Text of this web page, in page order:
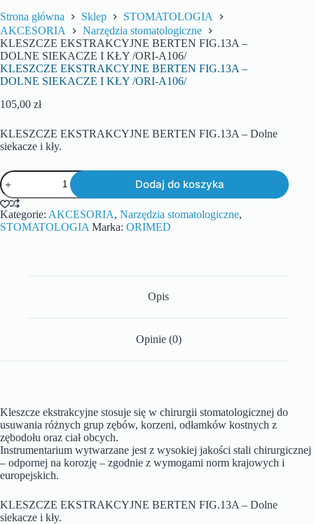
Strona główna Sklep
STOMATOLOGIA
AKCESORIA
Narzędzia stomatologiczne
KLESZCZE EKSTRAKCYJNE BERTEN FIG.13A –
DOLNE SIEKACZE I KŁY /ORI-A106/
KLESZCZE EKSTRAKCYJNE BERTEN FIG.13A –
DOLNE SIEKACZE I KŁY /ORI-A106/
105,00 zł
KLESZCZE EKSTRAKCYJNE BERTEN FIG.13A – Dolne
siekacze i kły.
Dodaj do koszyka
Kategorie: AKCESORIA, Narzędzia stomatologiczne,
STOMATOLOGIA Marka: ORIMED
Opis
Opinie (0)
Kleszcze ekstrakcyjne stosuje się w chirurgii stomatologicznej do
usuwania różnych grup zębów, korzeni, odłamków kostnych z
zębodołu oraz ciał obcych.
Instrumentarium wytwarzane jest z wysokiej jakości stali chirurgicznej
– odpornej na korozję – zgodnie z wymogami norm krajowych i
europejskich.
KLESZCZE EKSTRAKCYJNE BERTEN FIG.13A – Dolne
siekacze i kły.